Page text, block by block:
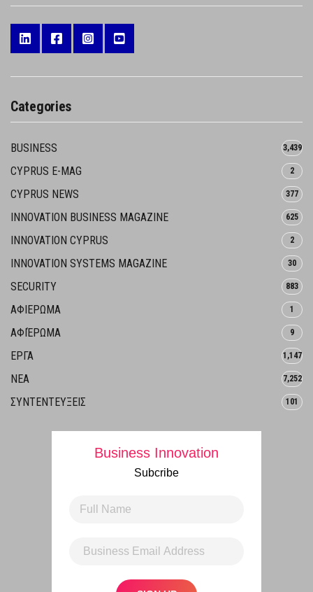
Categories
BUSINESS 3,439
CYPRUS E-MAG 2
CYPRUS NEWS 377
INNOVATION BUSINESS MAGAZINE 625
INNOVATION CYPRUS 2
INNOVATION SYSTEMS MAGAZINE 30
SECURITY 883
ΑΦΙΕΡΩΜΑ 1
ΑΦΙΈΡΩΜΑ 9
ΕΡΓΑ 1,147
ΝΕΑ 7,252
ΣΥΝΤΕΝΤΕΥΞΕΙΣ 101
Business Innovation
Subcribe